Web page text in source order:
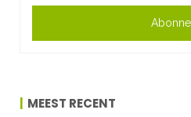
MEEST RECENT